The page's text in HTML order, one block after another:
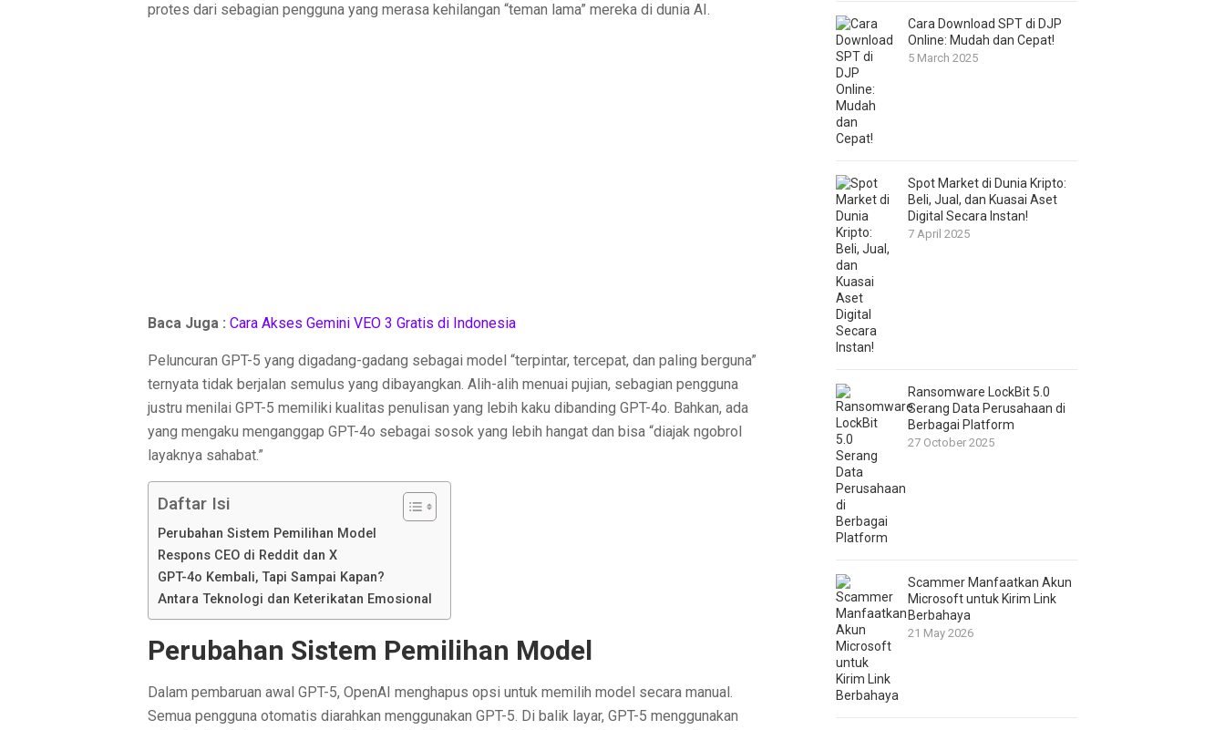
protes dari sebagian pengguna yang merasa kehilangan “teman lama” mereka di dunia AI.
Baca Juga : Cara Akses Gemini VEO 3 Gratis di Indonesia
Peluncuran GPT-5 yang digadang-gadang sebagai model “terpintar, tercepat, dan paling berguna”
ternyata tidak berjalan semulus yang dibayangkan. Alih-alih menuai pujian, sebagian pengguna
justru menilai GPT-5 memiliki kualitas penulisan yang lebih kaku dibanding GPT-4o. Bahkan, ada
yang mengaku menganggap GPT-4o sebagai sosok yang lebih hangat dan bisa “diajak ngobrol
layaknya sahabat.”
Daftar Isi
Perubahan Sistem Pemilihan Model
Respons CEO di Reddit dan X
GPT-4o Kembali, Tapi Sampai Kapan?
Antara Teknologi dan Keterikatan Emosional
Perubahan Sistem Pemilihan Model
Dalam pembaruan awal GPT-5, OpenAI menghapus opsi untuk memilih model secara manual.
Semua pengguna otomatis diarahkan menggunakan GPT-5. Di balik layar, GPT-5 menggunakan
Cara Download SPT di DJP
Online: Mudah dan Cepat!
5 March 2025
Spot Market di Dunia Kripto:
Beli, Jual, dan Kuasai Aset
Digital Secara Instan!
7 April 2025
Ransomware LockBit 5.0
Serang Data Perusahaan di
Berbagai Platform
27 October 2025
Scammer Manfaatkan Akun
Microsoft untuk Kirim Link
Berbahaya
21 May 2026